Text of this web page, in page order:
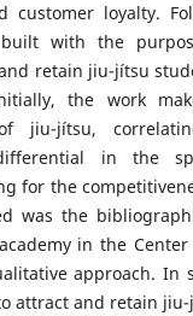
customer loyalty.
with the
retain jiu-jítsu
the work
jiu-jítsu,
in the
for the
was the
in the
approach. In
attract and retain